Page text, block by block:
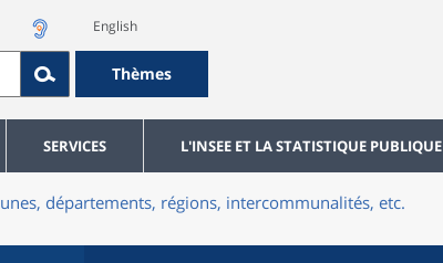
English
Thèmes
SERVICES L'INSEE ET LA STATISTIQUE PUBLIQUE
départements, régions, intercommunalités, etc.